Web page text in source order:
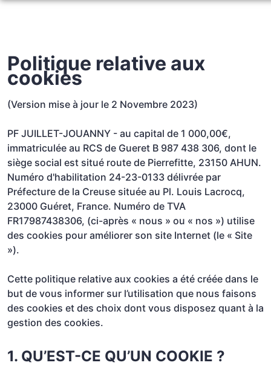
PRÉVOIR SES OBSÈQUES
SERVICES AUX FAMILLES
NOTRE CHAMBRE FUNERAIRE
ESPACES HOMMAGES
Politique relative aux
cookies
(Version mise à jour le 2 Novembre 2023)
PF JUILLET-JOUANNY - au capital de 1 000,00€,
immatriculée au RCS de Gueret B 987 438 306, dont le
siège social est situé route de Pierrefitte, 23150 AHUN.
Numéro d'habilitation 24-23-0133 délivrée par
Préfecture de la Creuse située au Pl. Louis Lacrocq,
23000 Guéret, France. Numéro de TVA
FR17987438306, (ci-après « nous » ou « nos ») utilise
des cookies pour améliorer son site Internet (le « Site
»).
Cette politique relative aux cookies a été créée dans le
but de vous informer sur l’utilisation que nous faisons
des cookies et des choix dont vous disposez quant à la
gestion des cookies.
1. QU’EST-CE QU’UN COOKIE ?